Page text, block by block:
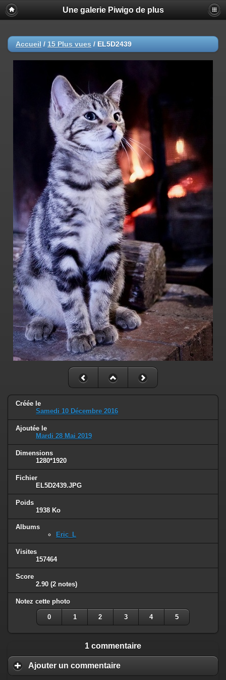
Une galerie Piwigo de plus
Accueil / 15 Plus vues / EL5D2439
Créée le
Samedi 10 Décembre 2016
Ajoutée le
Mardi 28 Mai 2019
Dimensions
1280*1920
Fichier
EL5D2439.JPG
Poids
1938 Ko
Albums
Eric_L
Visites
157464
Score
2.90 (2 notes)
Notez cette photo
0 1 2 3 4 5
1 commentaire
Ajouter un commentaire